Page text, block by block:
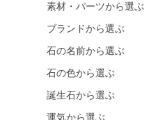
素材・パーツから選ぶ
ブランドから選ぶ
石の名前から選ぶ
石の色から選ぶ
誕生石から選ぶ
運気から選ぶ